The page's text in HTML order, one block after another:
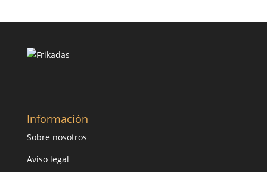
Información
Sobre nosotros
Aviso legal